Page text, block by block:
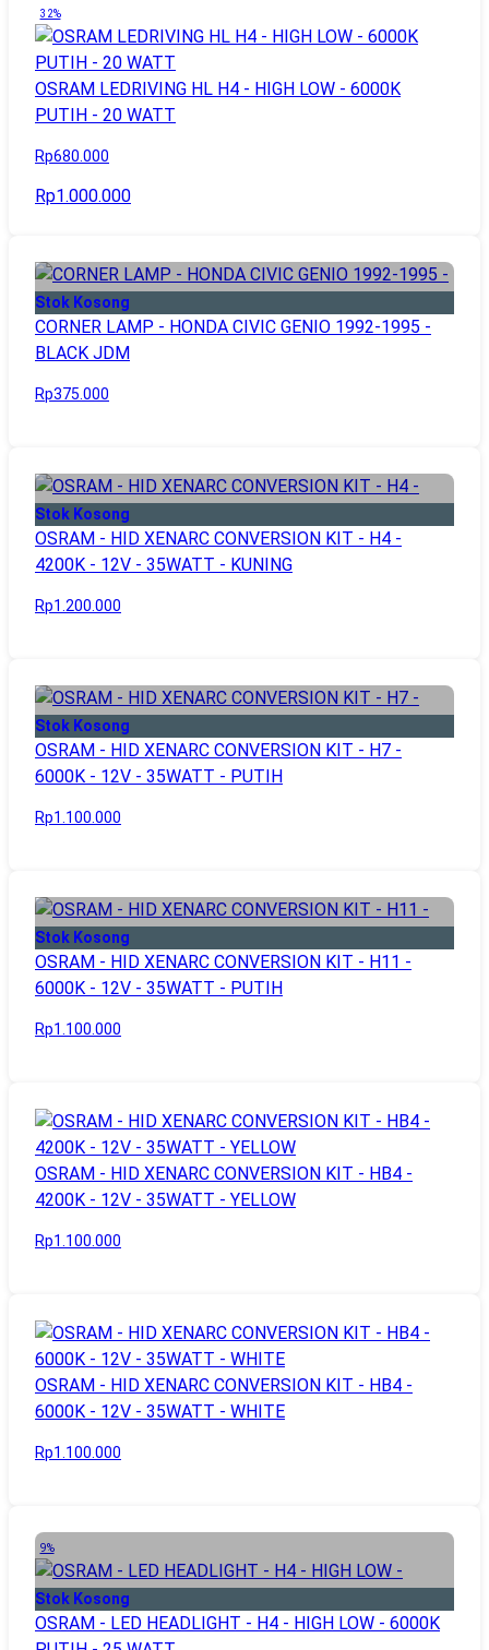
32%
OSRAM LEDRIVING HL H4 - HIGH LOW - 6000K
PUTIH - 20 WATT
Rp680.000
Rp1.000.000
Stok Kosong
CORNER LAMP - HONDA CIVIC GENIO 1992-1995 -
BLACK JDM
Rp375.000
Stok Kosong
OSRAM - HID XENARC CONVERSION KIT - H4 -
4200K - 12V - 35WATT - KUNING
Rp1.200.000
Stok Kosong
OSRAM - HID XENARC CONVERSION KIT - H7 -
6000K - 12V - 35WATT - PUTIH
Rp1.100.000
Stok Kosong
OSRAM - HID XENARC CONVERSION KIT - H11 -
6000K - 12V - 35WATT - PUTIH
Rp1.100.000
OSRAM - HID XENARC CONVERSION KIT - HB4 -
4200K - 12V - 35WATT - YELLOW
Rp1.100.000
OSRAM - HID XENARC CONVERSION KIT - HB4 -
6000K - 12V - 35WATT - WHITE
Rp1.100.000
9%
Stok Kosong
OSRAM - LED HEADLIGHT - H4 - HIGH LOW - 6000K